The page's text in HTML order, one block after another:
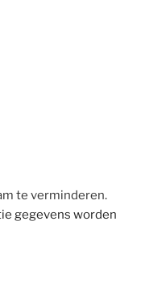
te verminderen.
gegevens worden